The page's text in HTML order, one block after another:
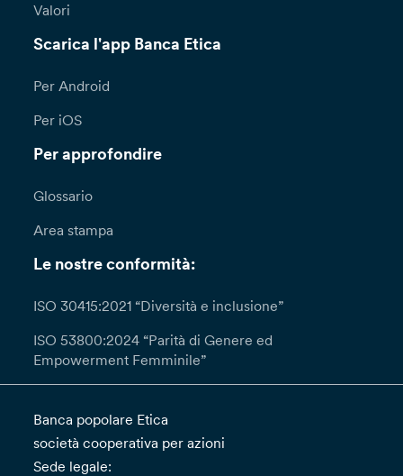
Valori
Scarica l'app Banca Etica
Per Android
Per iOS
Per approfondire
Glossario
Area stampa
Le nostre conformità:
ISO 30415:2021 “Diversità e inclusione”
ISO 53800:2024 “Parità di Genere ed
Empowerment Femminile”
Banca popolare Etica
società cooperativa per azioni
Sede legale: